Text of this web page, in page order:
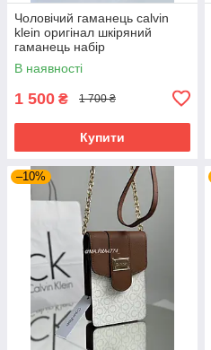
Чоловічий гаманець calvin
klein оригінал шкіряний
гаманець набір
В наявності
1 500 ₴ 1 700 ₴
Купити
–10%